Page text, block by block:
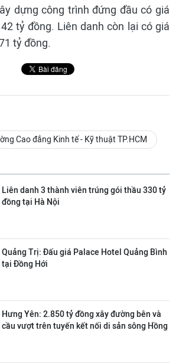
dựng công trình đứng đầu có giá
tỷ đồng. Liên danh còn lại có giá
tỷ đồng.
Cao đẳng Kinh tế - Kỹ thuật TP.HCM
Liên danh 3 thành viên trúng gói thầu 330 tỷ
đồng tại Hà Nội
Quảng Trị: Đấu giá Palace Hotel Quảng Bình
tại Đồng Hới
Hưng Yên: 2.850 tỷ đồng xây đường bên và
cầu vượt trên tuyến kết nối di sản sông Hồng